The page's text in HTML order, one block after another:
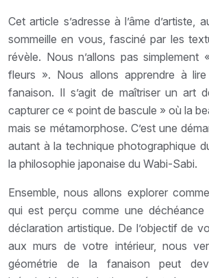
Cet article s’adresse à l’âme d’artiste,
sommeille en vous, fasciné par les
révèle. Nous n’allons pas simplement
fleurs ». Nous allons apprendre à
fanaison. Il s’agit de maîtriser un art
capturer ce « point de bascule » où la
mais se métamorphose. C’est une
autant à la technique photographique
la philosophie japonaise du Wabi-Sabi.
Ensemble, nous allons explorer
qui est perçu comme une déchéance
déclaration artistique. De l’objectif de
aux murs de votre intérieur, nous
géométrie de la fanaison peut